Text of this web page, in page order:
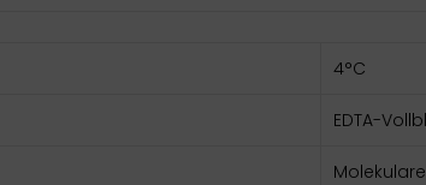
4°C
EDTA-